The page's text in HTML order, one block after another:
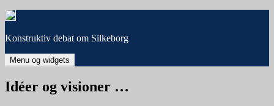
Hop
indhold
Konstruktiv debat om Silkeborg
Menu og widgets
Idéer og visioner …